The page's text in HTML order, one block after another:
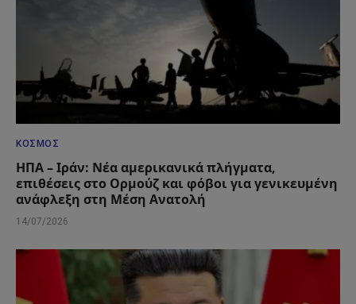
ΚΌΣΜΟΣ
ΗΠΑ – Ιράν: Νέα αμερικανικά πλήγματα,
επιθέσεις στο Ορμούζ και φόβοι για γενικευμένη
ανάφλεξη στη Μέση Ανατολή
14/07/2026